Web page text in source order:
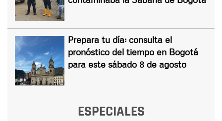
Prepara tu día: consulta el
pronóstico del tiempo en Bogotá
para este sábado 8 de agosto
ESPECIALES